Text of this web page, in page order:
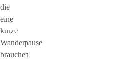
die
eine
kurze
Wanderpause
brauchen